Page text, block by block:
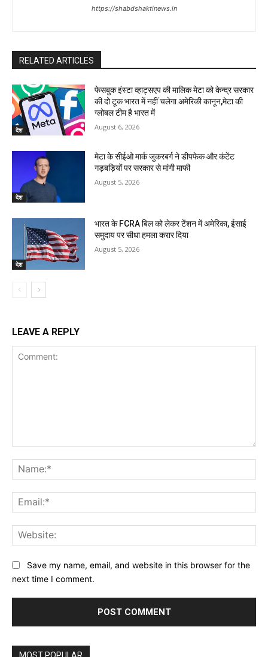
https://shabdshaktinews.in
RELATED ARTICLES
देश
फेसबुक इंस्टा व्हाट्सएप की मालिक मेटा को केन्द्र सरकार
की दो टूक भारत में नहीं चलेगा अमेरिकी कानून,मेटा की
ग्लोबल टीम है भारत में
August 6, 2026
देश
मेटा के सीईओ मार्क जुकरबर्ग ने डीपफेक और कंटेंट
गड़बड़ियों पर सरकार से मांगी माफी
August 5, 2026
देश
भारत के FCRA बिल को लेकर टेंशन में अमेरिका, ईसाई
समुदाय पर सीधा हमला करार दिया
August 5, 2026
LEAVE A REPLY
Save my name, email, and website in this browser for the
next time I comment.